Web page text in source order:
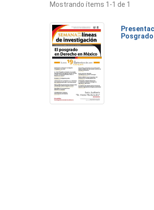
Mostrando ítems 1-1 de 1